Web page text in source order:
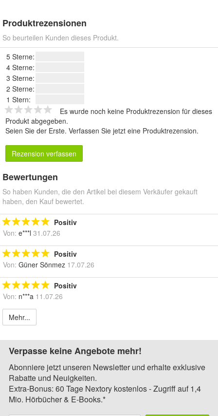
Produktrezensionen
So beurteilen Kunden dieses Produkt.
5 Sterne:
4 Sterne:
3 Sterne:
2 Sterne:
1 Stern:
Es wurde noch keine Produktrezension für dieses
Produkt abgegeben.
Seien Sie der Erste. Verfassen Sie jetzt eine Produktrezension.
Rezension verfassen
Bewertungen
So haben Kunden, die den Artikel bei diesem Verkäufer gekauft
haben, den Kauf bewertet.
Positiv
Von: e***l 31.07.26
Positiv
Von: Güner Sönmez 17.07.26
Positiv
Von: n***a 11.07.26
Mehr...
Verpasse keine Angebote mehr!
Abonniere jetzt unseren Newsletter und erhalte exklusive
Rabatte und Neuigkeiten.
Extra-Bonus: 60 Tage Nextory kostenlos - Zugriff auf 1,4
Mio. Hörbücher & E-Books.*